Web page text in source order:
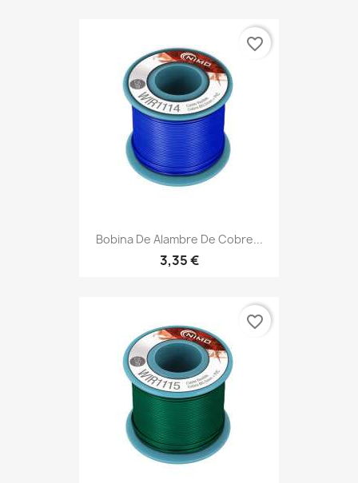
Bobina De Alambre De Cobre...
3,35 €
favorite_border
favorite_border